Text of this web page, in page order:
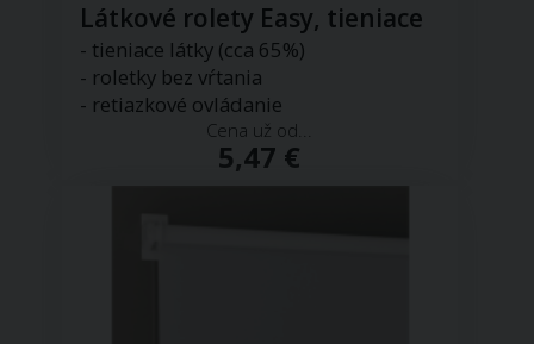
Látkové rolety Easy, tieniace
- tieniace látky (cca 65%)
- roletky bez vŕtania
- retiazkové ovládanie
Cena už od...
5,47 €